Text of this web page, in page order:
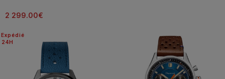
2 299.00€
24H
Expédié